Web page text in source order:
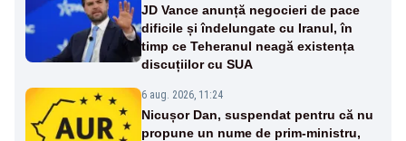
JD Vance anunță negocieri de pace
dificile și îndelungate cu Iranul, în
timp ce Teheranul neagă existența
discuțiilor cu SUA
6 aug. 2026, 11:24
Nicușor Dan, suspendat pentru că nu
propune un nume de prim-ministru,